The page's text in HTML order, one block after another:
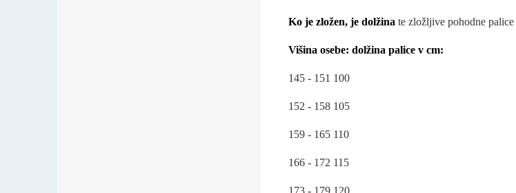
Ko je zložen, je dolžina te zložljive pohodne palice
Višina osebe: dolžina palice v cm:
145 - 151 100
152 - 158 105
159 - 165 110
166 - 172 115
173 - 179 120